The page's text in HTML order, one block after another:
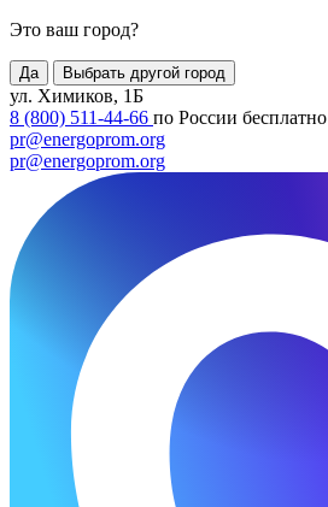
Это ваш город?
Да Выбрать другой город
ул. Химиков, 1Б
8 (800) 511-44-66 по России бесплатно
pr@energoprom.org
pr@energoprom.org